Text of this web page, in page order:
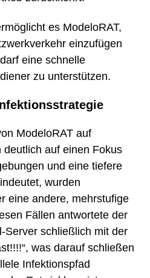
es ModeloRAT,
einzufügen
eine schnelle
zu unterstützen.
ModeloRAT auf
auf einen Fokus
und eine tiefere
wurden
eine andere, mehrstufige
Fällen antwortete der
Server schließlich mit der
was darauf schließen
Infektionspfad